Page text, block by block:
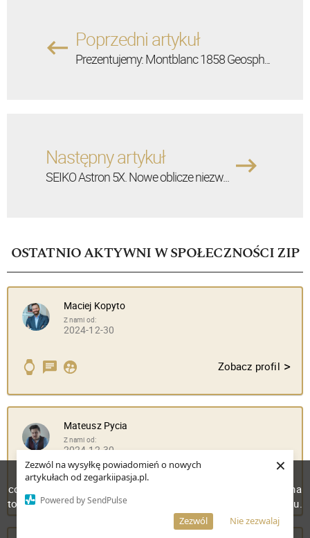
Zezwól na wysyłkę powiadomień o nowych
artykułach od zegarkiipasja.pl.
Powered by SendPulse
Nie zezwalaj
Zezwól
×
Poprzedni artykuł
Prezentujemy: Montblanc 1858 Geosph...
Następny artykuł
SEIKO Astron 5X. Nowe oblicze niezw...
OSTATNIO AKTYWNI W SPOŁECZNOŚCI ZIP
Maciej Kopyto
Z nami od:
2024-12-30
Zobacz profil >
Mateusz Pycia
Z nami od:
2024-12-30
W celu poprawienia jakości usług korzystamy z plików
cookies. Pozostanie na stronie oznacza, iż wyrażasz zgodę na
to, że pliki cookies będą przechowywane w Twoim urządzeniu.
Więcej informacji